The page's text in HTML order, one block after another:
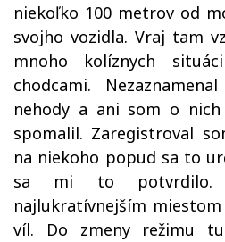
niekoľko 100 metrov od
svojho vozidla. Vraj tam
mnoho kolíznych
chodcami.
nehody a ani som o
spomalil. Zaregistroval
na niekoho popud sa to
sa mi to potvrdilo.
najlukratívnejším
víl. Do zmeny režimu